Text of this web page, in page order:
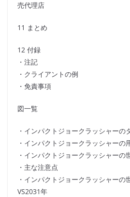
売代理店
11 まとめ
12 付録
・注記
・クライアントの例
・免責事項
図一覧
・インパクトジョークラッシャーの
・インパクトジョークラッシャーの
・インパクトジョークラッシャー
・主な注意点
・インパクトジョークラッシャー
VS2031年